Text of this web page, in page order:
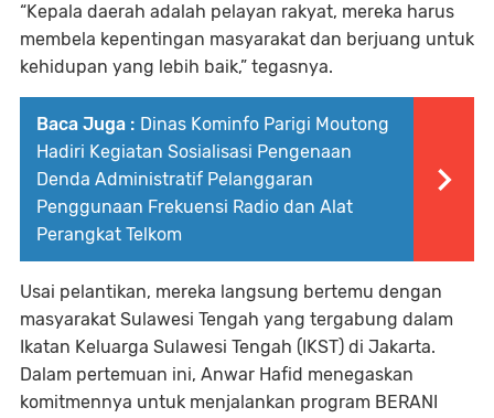
“Kepala daerah adalah pelayan rakyat, mereka harus
membela kepentingan masyarakat dan berjuang untuk
kehidupan yang lebih baik,” tegasnya.
Baca Juga : Dinas Kominfo Parigi Moutong
Hadiri Kegiatan Sosialisasi Pengenaan
Denda Administratif Pelanggaran
Penggunaan Frekuensi Radio dan Alat
Perangkat Telkom
Usai pelantikan, mereka langsung bertemu dengan
masyarakat Sulawesi Tengah yang tergabung dalam
Ikatan Keluarga Sulawesi Tengah (IKST) di Jakarta.
Dalam pertemuan ini, Anwar Hafid menegaskan
komitmennya untuk menjalankan program BERANI